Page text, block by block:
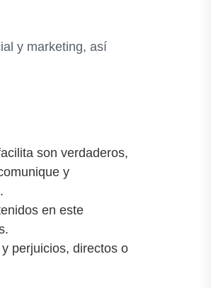
y marketing, así
son verdaderos,
y
en este
perjuicios, directos o